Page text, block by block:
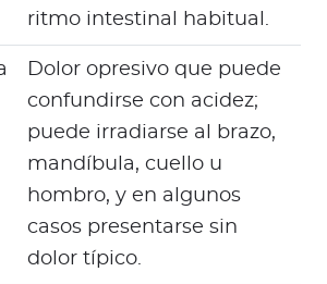
ritmo intestinal habitual.
Dolor opresivo que puede
confundirse con acidez;
puede irradiarse al brazo,
mandíbula, cuello u
hombro, y en algunos
casos presentarse sin
dolor típico.